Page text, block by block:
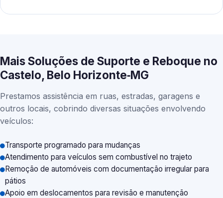
Mais Soluções de Suporte e Reboque no
Castelo, Belo Horizonte‑MG
Prestamos assistência em ruas, estradas, garagens e
outros locais, cobrindo diversas situações envolvendo
veículos:
Transporte programado para mudanças
Atendimento para veículos sem combustível no trajeto
Remoção de automóveis com documentação irregular para
pátios
Apoio em deslocamentos para revisão e manutenção